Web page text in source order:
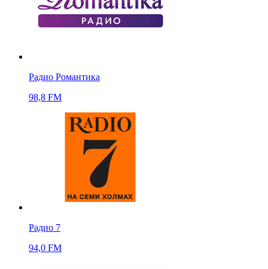
Радио Романтика
98,8 FM
Радио 7
94,0 FM